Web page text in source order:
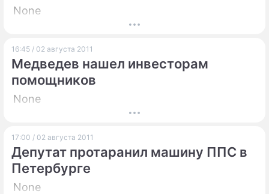
None
16:45 / 02 августа 2011
Медведев нашел инвесторам
помощников
None
17:00 / 02 августа 2011
Депутат протаранил машину ППС в
Петербурге
None